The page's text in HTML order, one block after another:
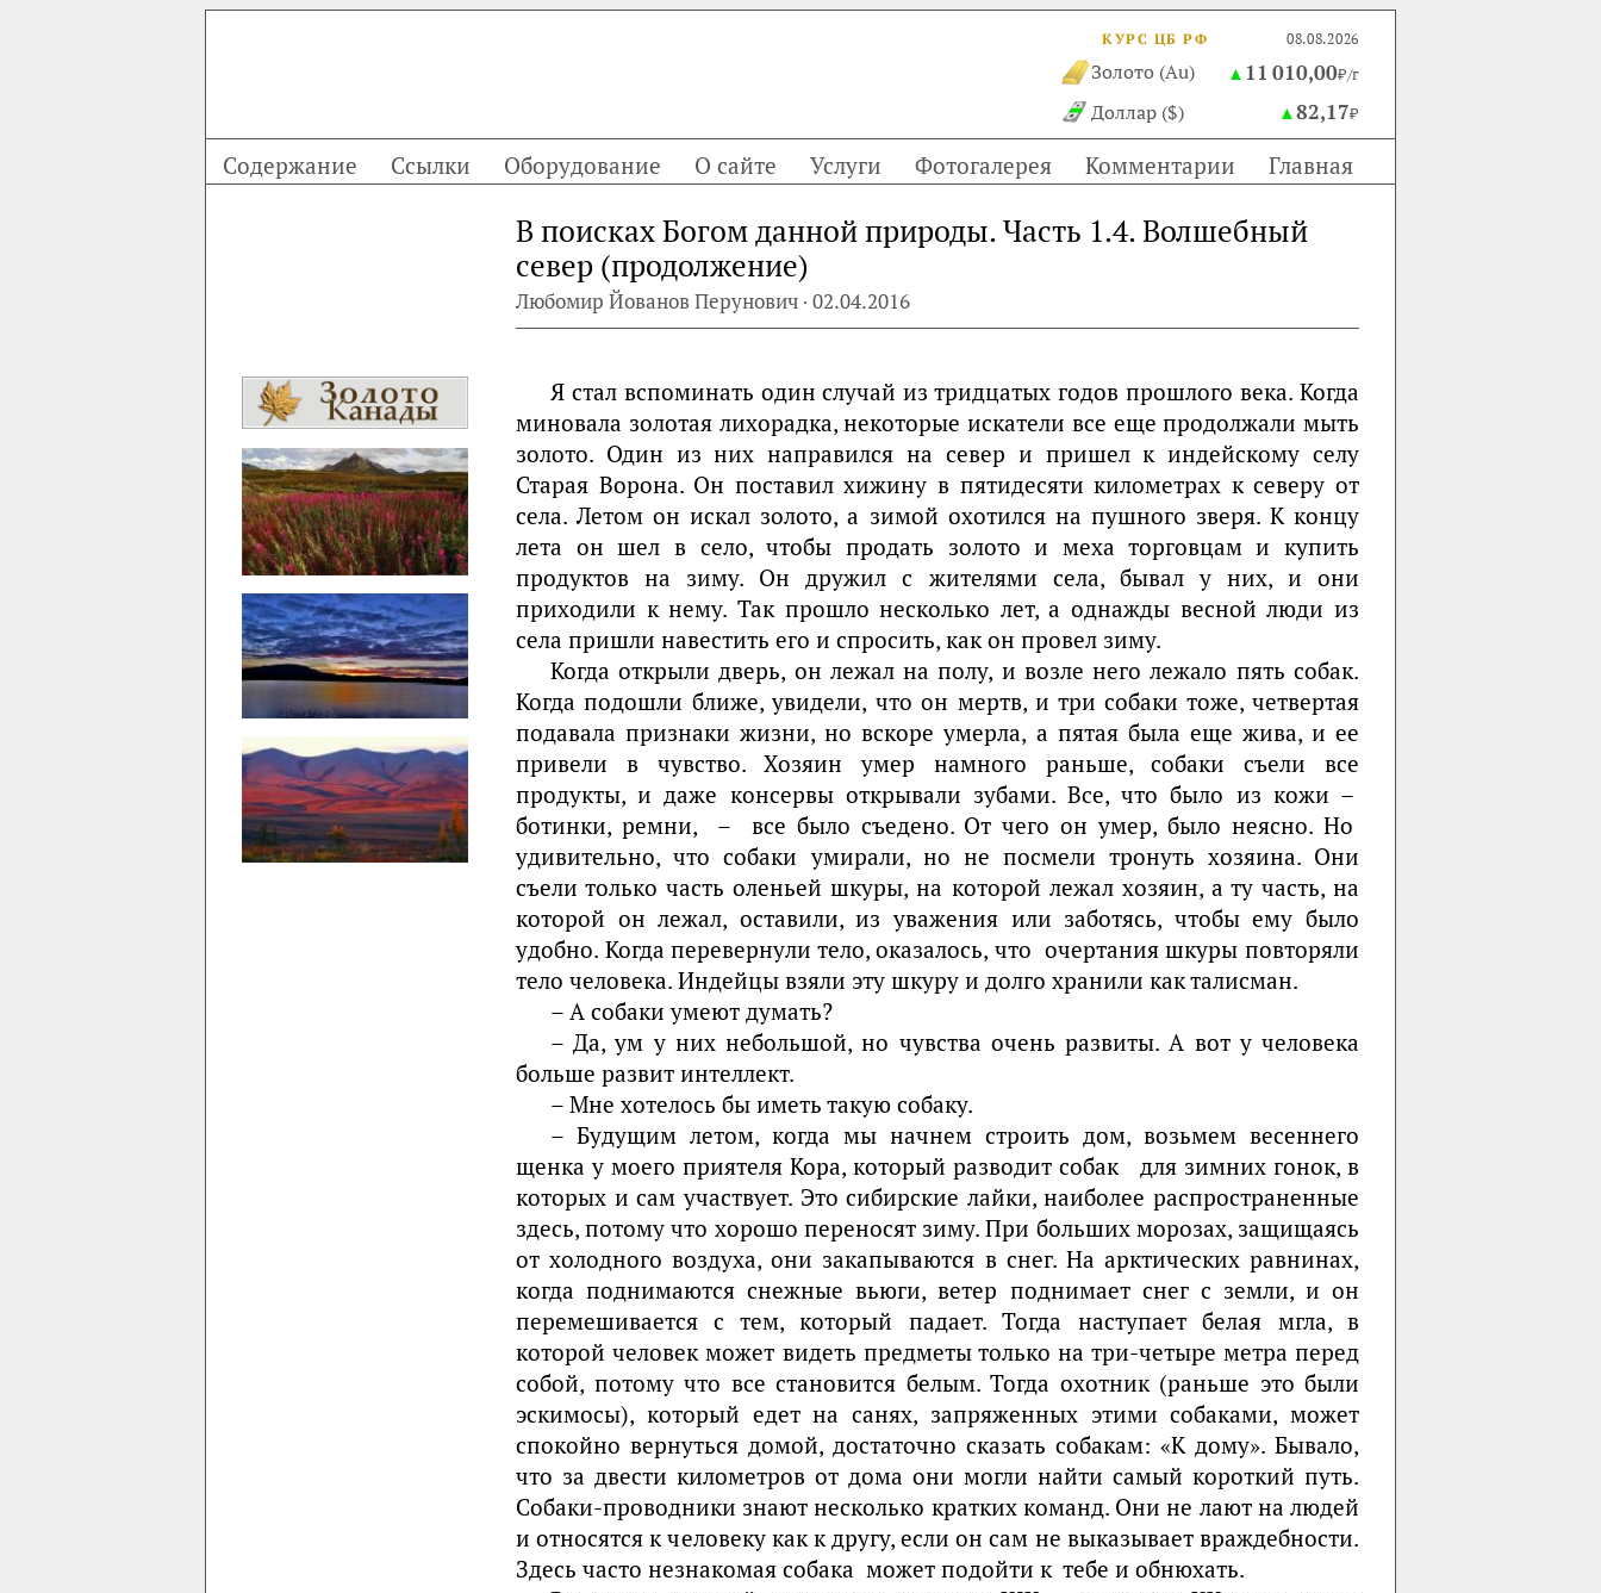
КУРС ЦБ РФ 08.08.2026
Золото (Au) ▲ 11 010,00₽/г
Доллар ($) ▲82,17₽
Содержание Ссылки Оборудование О сайте Услуги Фотогалерея Комментарии Главная
В поисках Богом данной природы. Часть 1.4. Волшебный
север (продолжение)
Любомир Йованов Перунович · 02.04.2016
Я стал вспоминать один случай из тридцатых годов прошлого века. Когда
миновала золотая лихорадка, некоторые искатели все еще продолжали мыть
золото. Один из них направился на север и пришел к индейскому селу
Старая Ворона. Он поставил хижину в пятидесяти километрах к северу от
села. Летом он искал золото, а зимой охотился на пушного зверя. К концу
лета он шел в село, чтобы продать золото и меха торговцам и купить
продуктов на зиму. Он дружил с жителями села, бывал у них, и они
приходили к нему. Так прошло несколько лет, а однажды весной люди из
села пришли навестить его и спросить, как он провел зиму.
Когда открыли дверь, он лежал на полу, и возле него лежало пять собак.
Когда подошли ближе, увидели, что он мертв, и три собаки тоже, четвертая
подавала признаки жизни, но вскоре умерла, а пятая была еще жива, и ее
привели в чувство. Хозяин умер намного раньше, собаки съели все
продукты, и даже консервы открывали зубами. Все, что было из кожи –
ботинки, ремни, – все было съедено. От чего он умер, было неясно. Но
удивительно, что собаки умирали, но не посмели тронуть хозяина. Они
съели только часть оленьей шкуры, на которой лежал хозяин, а ту часть, на
которой он лежал, оставили, из уважения или заботясь, чтобы ему было
удобно. Когда перевернули тело, оказалось, что очертания шкуры повторяли
тело человека. Индейцы взяли эту шкуру и долго хранили как талисман.
– А собаки умеют думать?
– Да, ум у них небольшой, но чувства очень развиты. А вот у человека
больше развит интеллект.
– Мне хотелось бы иметь такую собаку.
– Будущим летом, когда мы начнем строить дом, возьмем весеннего
щенка у моего приятеля Кора, который разводит собак для зимних гонок, в
которых и сам участвует. Это сибирские лайки, наиболее распространенные
здесь, потому что хорошо переносят зиму. При больших морозах, защищаясь
от холодного воздуха, они закапываются в снег. На арктических равнинах,
когда поднимаются снежные вьюги, ветер поднимает снег с земли, и он
перемешивается с тем, который падает. Тогда наступает белая мгла, в
которой человек может видеть предметы только на три-четыре метра перед
собой, потому что все становится белым. Тогда охотник (раньше это были
эскимосы), который едет на санях, запряженных этими собаками, может
спокойно вернуться домой, достаточно сказать собакам: «К дому». Бывало,
что за двести километров от дома они могли найти самый короткий путь.
Собаки-проводники знают несколько кратких команд. Они не лают на людей
и относятся к человеку как к другу, если он сам не выказывает враждебности.
Здесь часто незнакомая собака может подойти к тебе и обнюхать.